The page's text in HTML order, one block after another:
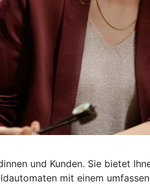
und Kunden. Sie bietet
mit einem